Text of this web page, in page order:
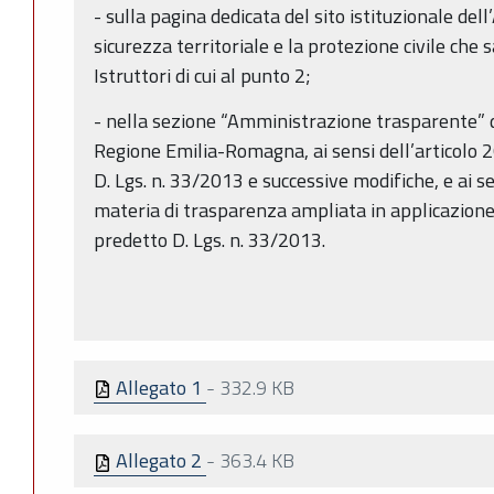
- sulla pagina dedicata del sito istituzionale
sicurezza territoriale e la protezione civile che
Istruttori di cui al punto 2;
- nella sezione “Amministrazione
Regione Emilia-Romagna, ai sensi dell’articolo
D. Lgs. n. 33/2013 e successive modifiche, e ai
materia di trasparenza ampliata in
predetto D. Lgs. n. 33/2013.
Allegato 1 - 332.9 KB
Allegato 2 - 363.4 KB